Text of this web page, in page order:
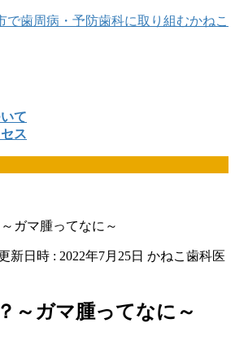
て
ス
ガマ腫ってなに～
新日時 : 2022年7月25日 かねこ歯科医
～ガマ腫ってなに～